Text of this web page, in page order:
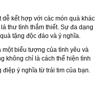
dễ kết hợp với các món quà khác
thư tình thắm thiết. Sự đa dạng
tặng độc đáo và ý nghĩa.
một biểu tượng của tình yêu và
không chỉ là cách thể hiện tình
ý nghĩa từ trái tim của bạn.